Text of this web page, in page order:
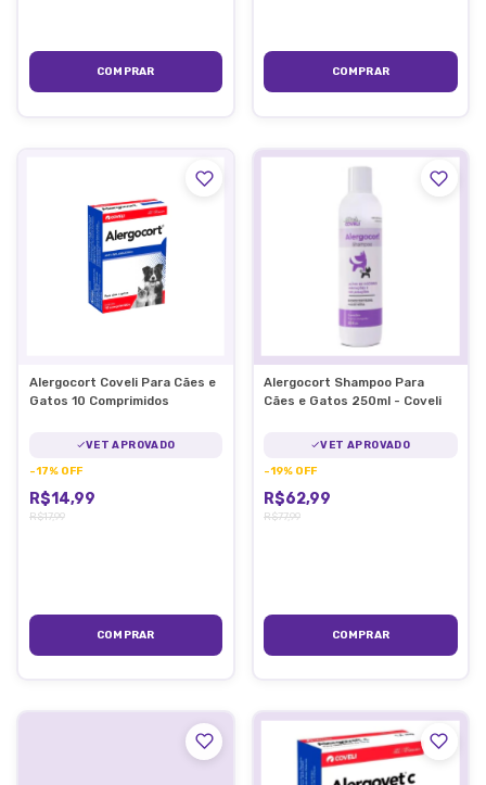
Alergocort Coveli Para Cães e
Gatos 10 Comprimidos
VET APROVADO
-17% OFF
R$14,99
R$17,99
Alergocort Shampoo Para
Cães e Gatos 250ml - Coveli
VET APROVADO
-19% OFF
R$62,99
R$77,99